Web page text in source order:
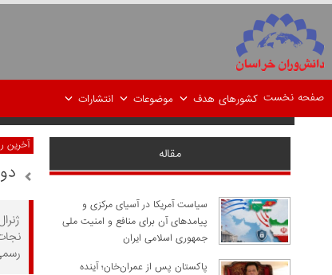
صفحه نخست کشورهای هدف موضوعات انتشارات
آخرین مقاله
سیاست آمریکا در آسیای مرکزی و
پیامدهای آن برای منافع و امنیت ملی
جمهوری اسلامی ایران
پاکستان پس از عمران‌خان؛ آینده